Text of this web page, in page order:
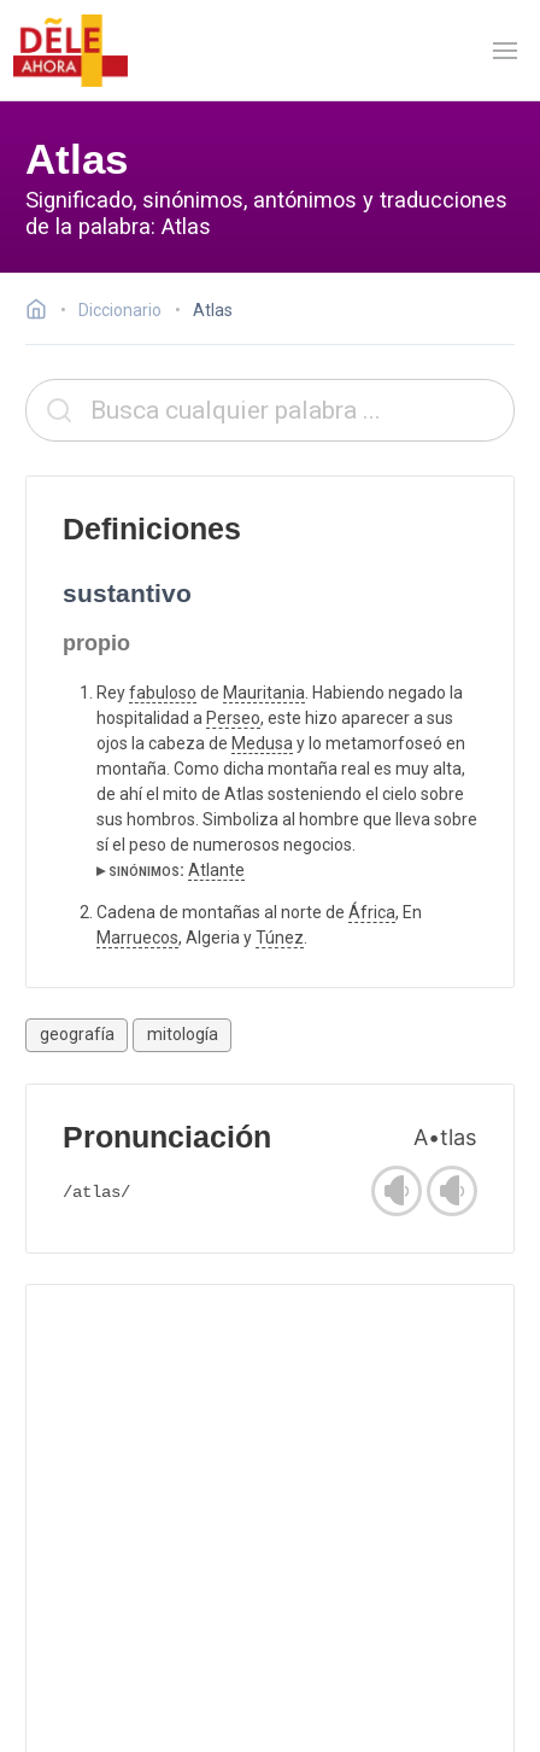
Atlas
Significado, sinónimos, antónimos y traducciones
de la palabra: Atlas
Diccionario Atlas
Definiciones
sustantivo
propio
Reyfabuloso de Mauritania . Habiendo negado la
hospitalidad a Perseo, este hizo aparecer a sus
ojos la cabeza de Medusa y lo metamorfoseó en
montaña. Como dicha montaña real es muy alta,
de ahí el mito de Atlas sosteniendo el cielo sobre
sus hombros. Simboliza al hombre que lleva sobre
sí el peso de numerosos negocios.
▸ sinónimos: Atlante
Cadena de montañas al norte de África, En
Marruecos, Algeria yTúnez
geografía mitología
Pronunciación A•tlas
/atlas/